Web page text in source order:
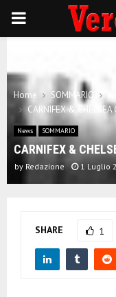
P
I
M
A
Home SOMMARIO
CARNIFEX &
News SOMMARIO
CARNIFEX &
by Redazione 1 Luglio
SHARE 1